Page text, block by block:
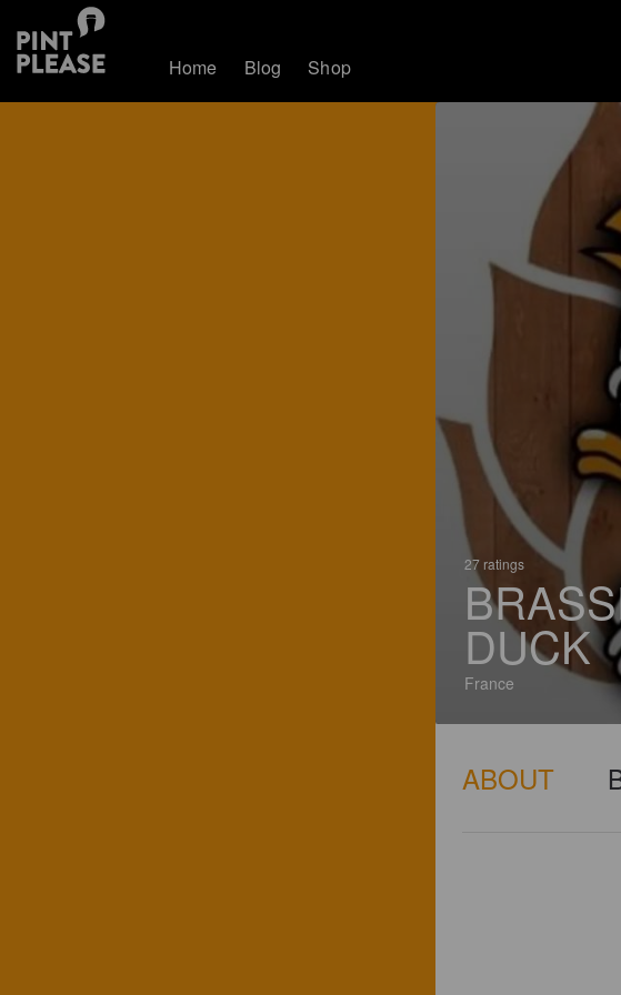
Home Blog Shop
27 ratings
DUCK
France
ABOUT